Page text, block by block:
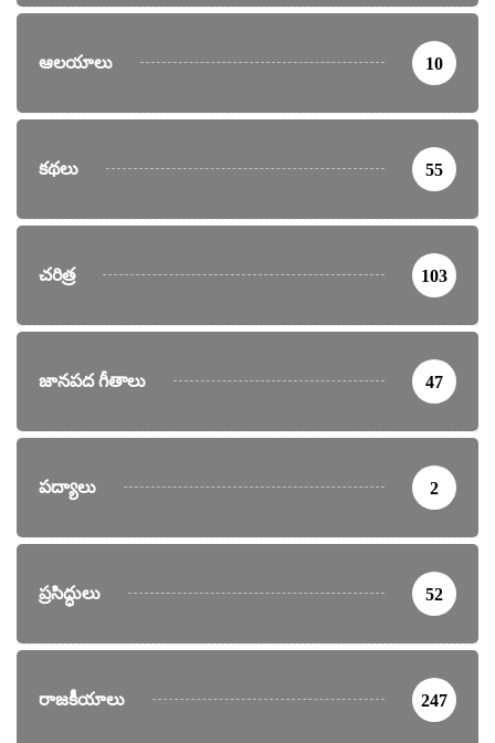
ఆలయాలు 10
కథలు 55
చరిత్ర 103
జానపద గీతాలు 47
పద్యాలు 2
ప్రసిద్ధులు 52
రాజకీయాలు 247